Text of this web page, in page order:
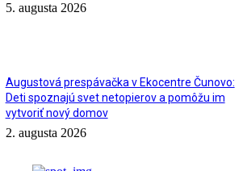
5. augusta 2026
Augustová prespávačka v Ekocentre Čunovo:
Deti spoznajú svet netopierov a pomôžu im
vytvoriť nový domov
2. augusta 2026